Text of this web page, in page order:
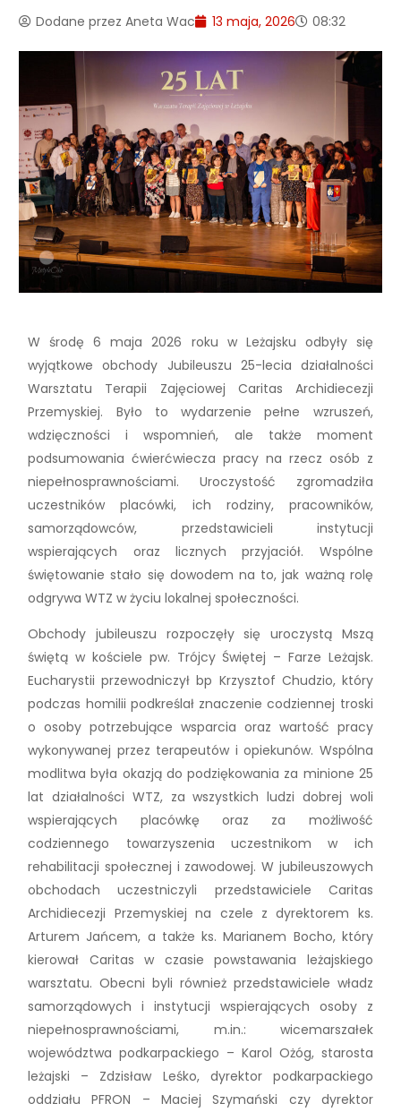
Dodane przez Aneta Wac 13 maja, 2026 08:32
W środę 6 maja 2026 roku w Leżajsku odbyły się
wyjątkowe obchody Jubileuszu 25-lecia działalności
Warsztatu Terapii Zajęciowej Caritas Archidiecezji
Przemyskiej. Było to wydarzenie pełne wzruszeń,
wdzięczności i wspomnień, ale także moment
podsumowania ćwierćwiecza pracy na rzecz osób z
niepełnosprawnościami. Uroczystość zgromadziła
uczestników placówki, ich rodziny, pracowników,
samorządowców, przedstawicieli instytucji
wspierających oraz licznych przyjaciół. Wspólne
świętowanie stało się dowodem na to, jak ważną rolę
odgrywa WTZ w życiu lokalnej społeczności.
Obchody jubileuszu rozpoczęły się uroczystą Mszą
świętą w kościele pw. Trójcy Świętej – Farze Leżajsk.
Eucharystii przewodniczył bp Krzysztof Chudzio, który
podczas homilii podkreślał znaczenie codziennej troski
o osoby potrzebujące wsparcia oraz wartość pracy
wykonywanej przez terapeutów i opiekunów. Wspólna
modlitwa była okazją do podziękowania za minione 25
lat działalności WTZ, za wszystkich ludzi dobrej woli
wspierających placówkę oraz za możliwość
codziennego towarzyszenia uczestnikom w ich
rehabilitacji społecznej i zawodowej. W jubileuszowych
obchodach uczestniczyli przedstawiciele Caritas
Archidiecezji Przemyskiej na czele z dyrektorem ks.
Arturem Jańcem, a także ks. Marianem Bocho, który
kierował Caritas w czasie powstawania leżajskiego
warsztatu. Obecni byli również przedstawiciele władz
samorządowych i instytucji wspierających osoby z
niepełnosprawnościami, m.in.: wicemarszałek
województwa podkarpackiego – Karol Ożóg, starosta
leżajski – Zdzisław Leśko, dyrektor podkarpackiego
oddziału PFRON – Maciej Szymański czy dyrektor